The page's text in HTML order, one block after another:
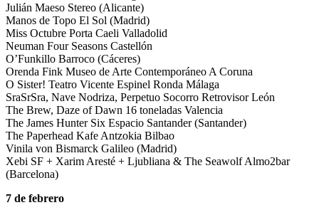
Julián Maeso Stereo (Alicante)
Manos de Topo El Sol (Madrid)
Miss Octubre Porta Caeli Valladolid
Neuman Four Seasons Castellón
O’Funkillo Barroco (Cáceres)
Orenda Fink Museo de Arte Contemporáneo A Coruna
O Sister! Teatro Vicente Espinel Ronda Málaga
SraSrSra, Nave Nodriza, Perpetuo Socorro Retrovisor León
The Brew, Daze of Dawn 16 toneladas Valencia
The James Hunter Six Espacio Santander (Santander)
The Paperhead Kafe Antzokia Bilbao
Vinila von Bismarck Galileo (Madrid)
Xebi SF + Xarim Aresté + Ljubliana & The Seawolf Almo2bar
(Barcelona)
7 de febrero